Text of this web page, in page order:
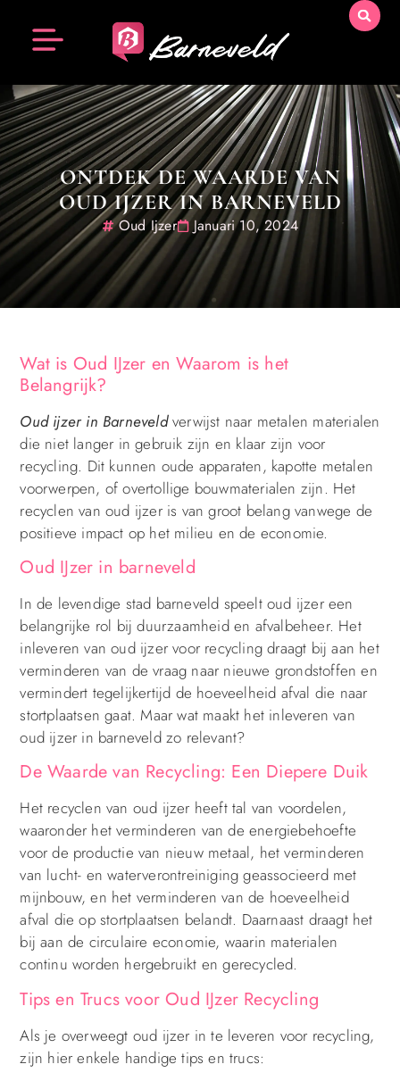
ONTDEK DE WAARDE VAN
OUD IJZER IN BARNEVELD
Oud Ijzer Januari 10, 2024
Wat is Oud IJzer en Waarom is het
Belangrijk?
Oud ijzer in Barneveldverwijst naar metalen materialen
die niet langer in gebruik zijn en klaar zijn voor
recycling. Dit kunnen oude apparaten, kapotte metalen
voorwerpen, of overtollige bouwmaterialen zijn. Het
recyclen van oud ijzer is van groot belang vanwege de
positieve impact op het milieu en de economie.
Oud IJzer in barneveld
In de levendige stad barneveld speelt oud ijzer een
belangrijke rol bij duurzaamheid en afvalbeheer. Het
inleveren van oud ijzer voor recycling draagt bij aan het
verminderen van de vraag naar nieuwe grondstoffen en
vermindert tegelijkertijd de hoeveelheid afval die naar
stortplaatsen gaat. Maar wat maakt het inleveren van
oud ijzer in barneveld zo relevant?
De Waarde van Recycling: Een Diepere Duik
Het recyclen van oud ijzer heeft tal van voordelen,
waaronder het verminderen van de energiebehoefte
voor de productie van nieuw metaal, het verminderen
van lucht- en waterverontreiniging geassocieerd met
mijnbouw, en het verminderen van de hoeveelheid
afval die op stortplaatsen belandt. Daarnaast draagt het
bij aan de circulaire economie, waarin materialen
continu worden hergebruikt en gerecycled.
Tips en Trucs voor Oud IJzer Recycling
Als je overweegt oud ijzer in te leveren voor recycling,
zijn hier enkele handige tips en trucs: